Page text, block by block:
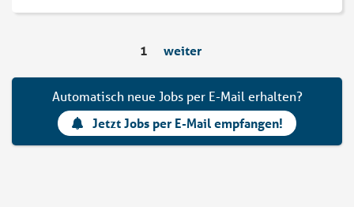
1 weiter
Automatisch neue Jobs per E-Mail erhalten?
Jetzt Jobs per E-Mail empfangen!